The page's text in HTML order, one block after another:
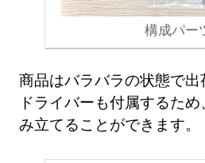
構成パー
商品はバラバラの状態で
ドライバーも付属するた
み立てることができます。